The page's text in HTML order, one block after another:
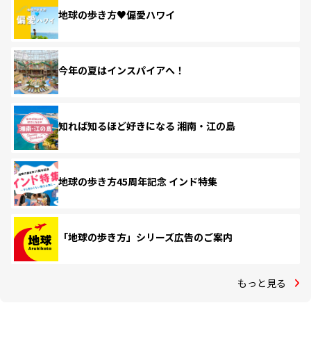
地球の歩き方♥偏愛ハワイ
今年の夏はインスパイアへ！
知れば知るほど好きになる 湘南・江の島
地球の歩き方45周年記念 インド特集
「地球の歩き方」シリーズ広告のご案内
もっと見る